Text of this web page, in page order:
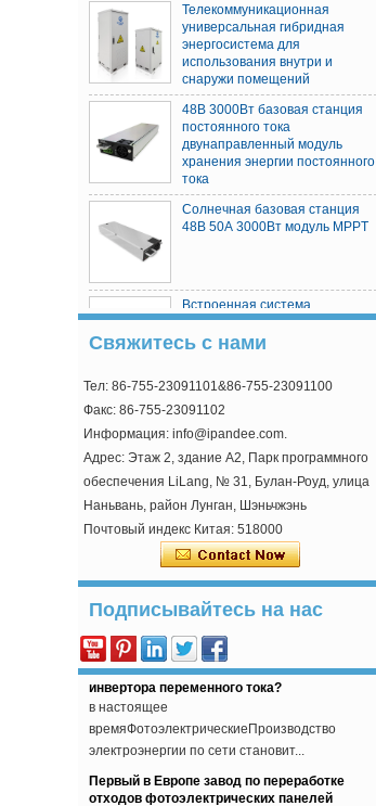
Телекоммуникационная
универсальная гибридная
энергосистема для
использования внутри и
снаружи помещений
48В 3000Вт базовая станция
постоянного тока
двунаправленный модуль
хранения энергии постоянного
тока
Солнечная базовая станция
48В 50А 3000Вт модуль MPPT
Встроенная система
электропитания базовой
станции телекоммуникаций
Свяжитесь с нами
Тел: 86-755-23091101&86-755-23091100
Факс: 86-755-23091102
Информация: info@ipandee.com.
Адрес: Этаж 2, здание A2, Парк программного
обеспечения LiLang, № 31, Булан-Роуд, улица
Наньвань, район Лунган, Шэньчжэнь
Почтовый индекс Китая: 518000
Подписывайтесь на нас
Почему пусковое напряжение инвертора
выше минимального напряжения?
фотоэлектрической сети, странным является
один парам...
Как решить проблему перенапряжения
инвертора переменного тока?
в настоящее
времяФотоэлектрическиеПроизводство
электроэнергии по сети становит...
Первый в Европе завод по переработке
отходов фотоэлектрических панелей
Солнечные батареи имеют срок службы от 20